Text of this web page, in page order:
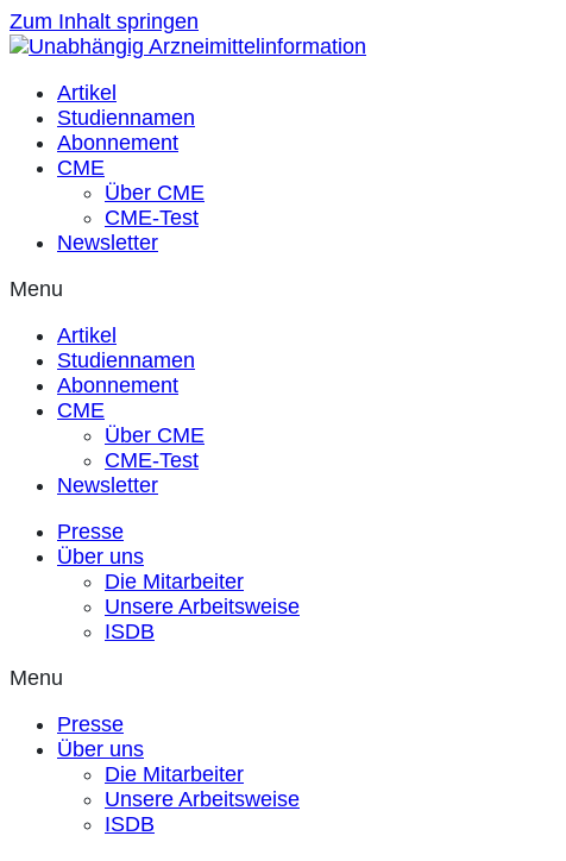
Zum Inhalt springen
Artikel
Studiennamen
Abonnement
CME
Über CME
CME-Test
Newsletter
Menu
Artikel
Studiennamen
Abonnement
CME
Über CME
CME-Test
Newsletter
Presse
Über uns
Die Mitarbeiter
Unsere Arbeitsweise
ISDB
Menu
Presse
Über uns
Die Mitarbeiter
Unsere Arbeitsweise
ISDB